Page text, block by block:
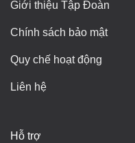
Giới thiệu Tập Đoàn
Chính sách bảo mật
Quy chế hoạt động
Liên hệ
Hỗ trợ